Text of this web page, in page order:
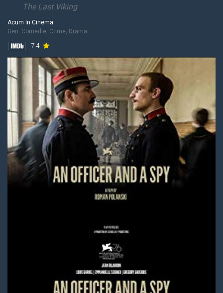
The Last Viking
Acum In Cinema
Gen: Comedie, Crime, Drama
7.4